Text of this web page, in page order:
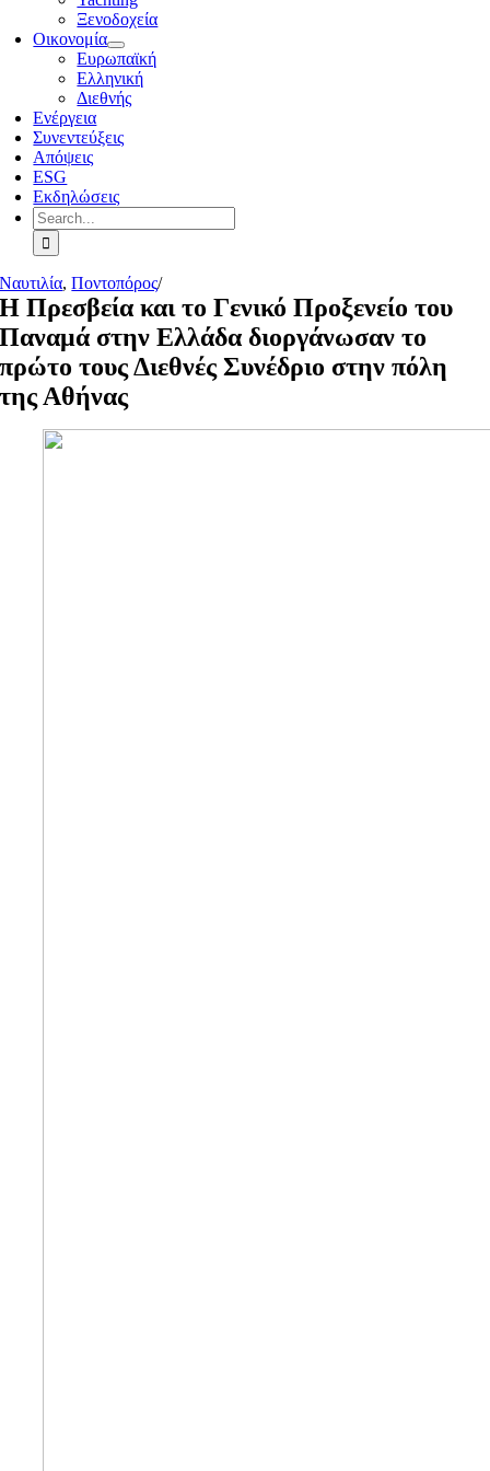
Ξενοδοχεία
Οικονομία
Ευρωπαϊκή
Ελληνική
Διεθνής
Ενέργεια
Συνεντεύξεις
Απόψεις
ESG
Εκδηλώσεις
Search
for:
Ναυτιλία,Ποντοπόρος/
Η Πρεσβεία και το Γενικό Προξενείο του
Παναμά στην Ελλάδα διοργάνωσαν το
πρώτο τους Διεθνές Συνέδριο στην πόλη
της Αθήνας